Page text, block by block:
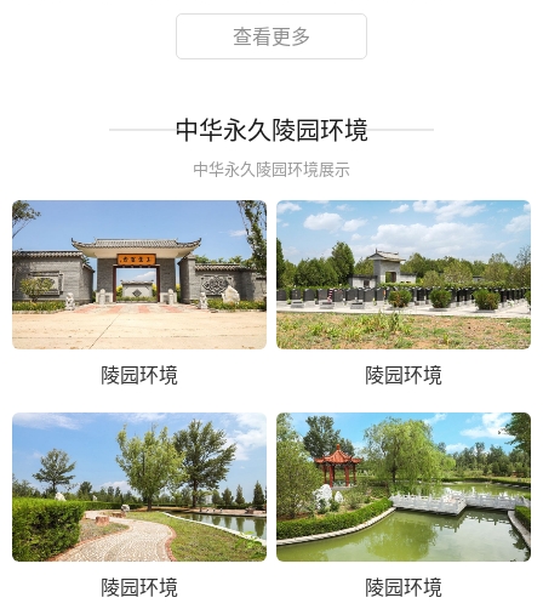
查看更多
中华永久陵园环境
中华永久陵园环境展示
陵园环境 陵园环境
陵园环境 陵园环境